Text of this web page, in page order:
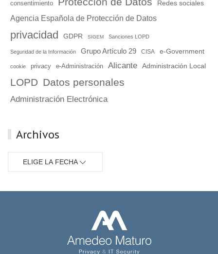
consentimiento Redes sociales
Agencia Española de Protección de Datos
privacidad GDPR SIGEM Sanciones LOPD
Seguridad de la Información Grupo Artículo 29 CISA e-Government
cookie privacy e-Administración Alicante Administración Local
LOPD Datos personales
Administración Electrónica
Archivos
ELIGE LA FECHA